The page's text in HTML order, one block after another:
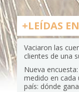
+LEÍDAS
Vaciaron las
clientes de una
Nueva
medido en cada
país: dónde